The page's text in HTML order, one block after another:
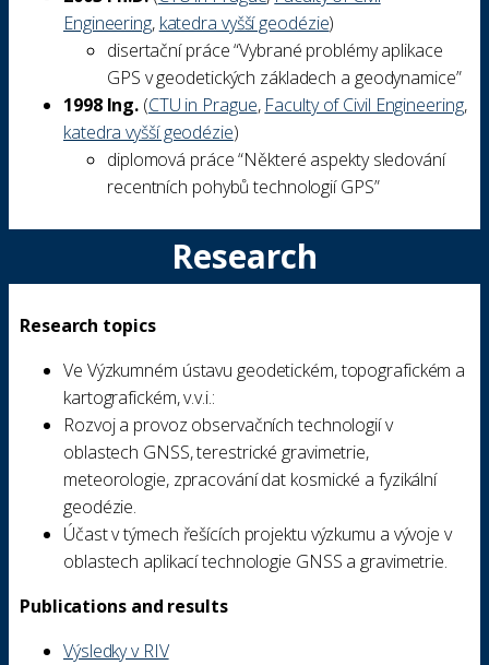
Engineering, katedra vyšší geodézie)
disertační práce “Vybrané problémy aplikace
GPS v geodetických základech a geodynamice”
1998 Ing. (CTU in Prague, Faculty of Civil Engineering,
katedra vyšší geodézie)
diplomová práce “Některé aspekty sledování
recentních pohybů technologií GPS”
Research
Research topics
Ve Výzkumném ústavu geodetickém, topografickém a
kartografickém, v.v.i.:
Rozvoj a provoz observačních technologií v
oblastech GNSS, terestrické gravimetrie,
meteorologie, zpracování dat kosmické a fyzikální
geodézie.
Účast v týmech řešících projektu výzkumu a vývoje v
oblastech aplikací technologie GNSS a gravimetrie.
Publications and results
Výsledky v RIV